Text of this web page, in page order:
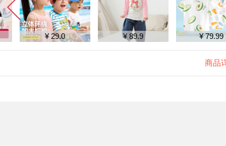
¥ 29.0 ¥ 89.9 ¥ 79.99
商品